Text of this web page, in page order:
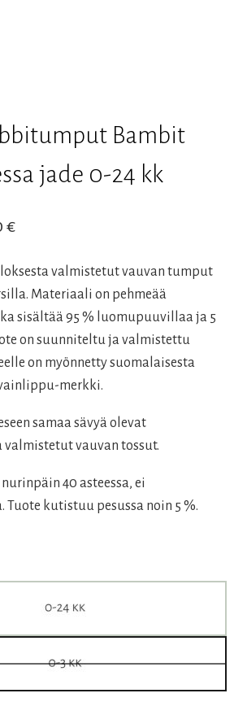
Bambit
jade 0-24 kk
€Hintaluokka:
–
10,00 €
valmistetut vauvan tumput
Materiaali on pehmeää
sisältää 95 % luomupuuvillaa ja 5
on suunniteltu ja valmistettu
on myönnetty suomalaisesta
merkki.
samaa sävyä olevat
vauvan tossut.
nurinpäin 40 asteessa, ei
kutistuu pesussa noin 5 %.